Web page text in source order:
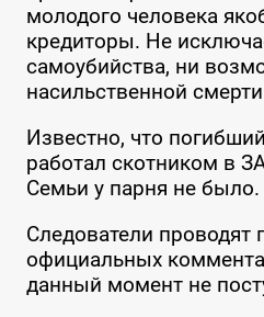
молодого человека
кредиторы. Не
самоубийства, ни
насильственной
Известно, что
работал скотником в
Семьи у парня не было.
Следователи проводят
официальных
данный момент не